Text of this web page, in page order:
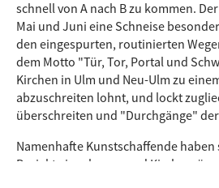
schnell von A nach B zu kommen.
Mai und Juni eine Schneise
den eingespurten, routinierten
dem Motto "Tür, Tor, Portal und
Kirchen in Ulm und Neu-Ulm zu
abzuschreiten lohnt, und lockt
überschreiten und "Durchgänge"
Namenhafte Kunstschaffende
Projekt eingelassen und